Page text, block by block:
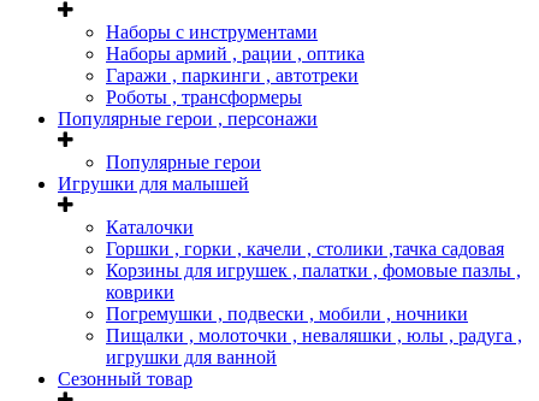
Наборы с инструментами
Наборы армий , рации , оптика
Гаражи , паркинги , автотреки
Роботы , трансформеры
Популярные герои , персонажи
Популярные герои
Игрушки для малышей
Каталочки
Горшки , горки , качели , столики ,тачка садовая
Корзины для игрушек , палатки , фомовые пазлы ,
коврики
Погремушки , подвески , мобили , ночники
Пищалки , молоточки , неваляшки , юлы , радуга ,
игрушки для ванной
Сезонный товар